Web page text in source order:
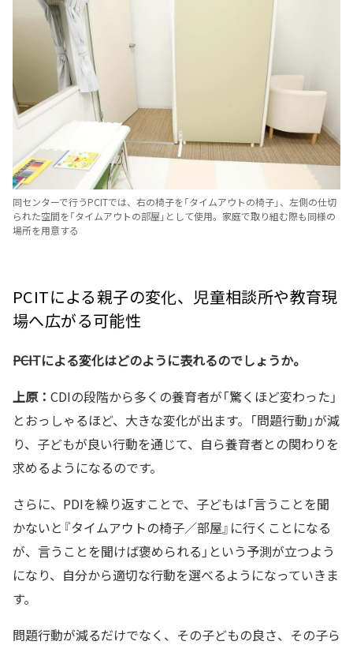
同センターで行うPCITでは、右の椅子を「タイムアウトの椅子」、左側の仕切
られた空間を「タイムアウトの部屋」として使用。家庭で取り組む際も同様の
場所を用意する
PCITによる親子の変化、児童相談所や教育現
場へ広がる可能性
――PCITによる変化はどのように表れるのでしょうか。
上原： CDIの段階から多くの養育者が「驚くほど変わった」
とおっしゃるほど、大きな変化が出ます。「問題行動」が減
り、子どもが良い行動を通じて、自ら養育者との関わりを
求めるようになるのです。
さらに、PDIを繰り返すことで、子どもは「言うことを聞
かないと『タイムアウトの椅子／部屋』に行くことになる
が、言うことを聞けば褒められる」という予測が立つよう
になり、自分から適切な行動を選べるようになっていきま
す。
問題行動が減るだけでなく、その子どもの良さ、その子ら